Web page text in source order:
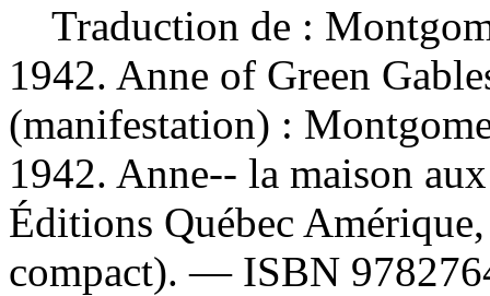
Traduction de :
1942. Anne of Green
(manifestation) :
1942. Anne-- la maison
Éditions Québec
compact). — ISBN